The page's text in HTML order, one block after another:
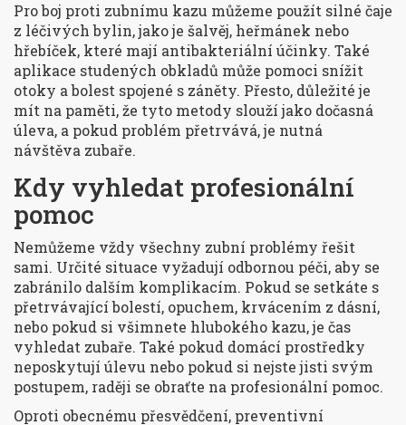
Pro boj proti zubnímu kazu můžeme použít silné čaje
z léčivých bylin, jako je šalvěj, heřmánek nebo
hřebíček, které mají antibakteriální účinky. Také
aplikace studených obkladů může pomoci snížit
otoky a bolest spojené s záněty. Přesto, důležité je
mít na paměti, že tyto metody slouží jako dočasná
úleva, a pokud problém přetrvává, je nutná
návštěva zubaře.
Kdy vyhledat profesionální
pomoc
Nemůžeme vždy všechny zubní problémy řešit
sami. Určité situace vyžadují odbornou péči, aby se
zabránilo dalším komplikacím. Pokud se setkáte s
přetrvávající bolestí, opuchem, krvácením z dásní,
nebo pokud si všimnete hlubokého kazu, je čas
vyhledat zubaře. Také pokud domácí prostředky
neposkytují úlevu nebo pokud si nejste jisti svým
postupem, raději se obraťte na profesionální pomoc.
Oproti obecnému přesvědčení, preventivní